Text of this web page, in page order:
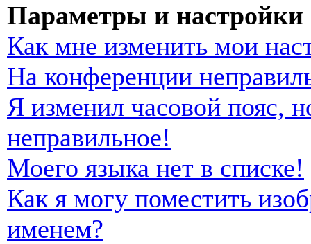
Параметры и настройки
Как мне изменить мои
На конференции
Я изменил часовой пояс,
неправильное!
Моего языка нет в списке!
Как я могу поместить
именем?